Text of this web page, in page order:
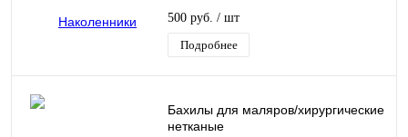
500 руб. / шт
Подробнее
Бахилы для маляров/хирургические
нетканые